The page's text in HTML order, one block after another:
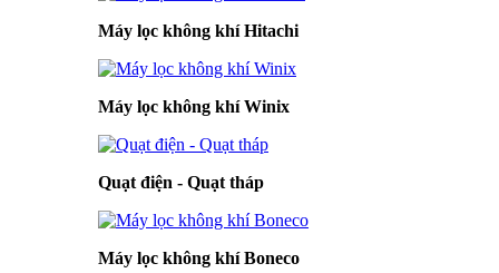
Máy lọc không khí Hitachi
Máy lọc không khí Winix
Quạt điện - Quạt tháp
Máy lọc không khí Boneco